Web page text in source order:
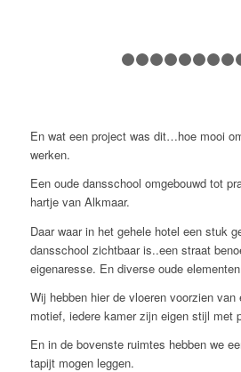
1 2 3
En wat een project was dit…hoe mooi
werken.
Een oude dansschool omgebouwd tot
hartje van Alkmaar.
Daar waar in het gehele hotel een stuk
dansschool zichtbaar is..een straat
eigenaresse. En diverse oude
Wij hebben hier de vloeren voorzien
motief, iedere kamer zijn eigen stijl met
En in de bovenste ruimtes hebben we
tapijt mogen leggen.